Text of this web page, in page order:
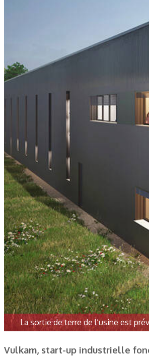
La sortie de terre de l’usine est
Vulkam, start-up industrielle